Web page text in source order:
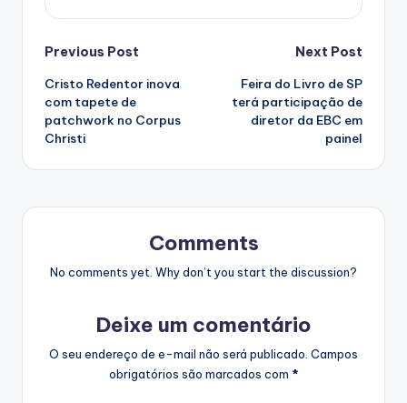
Post
navigation
Previous Post
Cristo Redentor inova
com tapete de
patchwork no Corpus
Christi
Next Post
Feira do Livro de SP
terá participação de
diretor da EBC em
painel
Comments
No comments yet. Why don’t you start the discussion?
Deixe um comentário
O seu endereço de e-mail não será publicado. Campos
obrigatórios são marcados com *